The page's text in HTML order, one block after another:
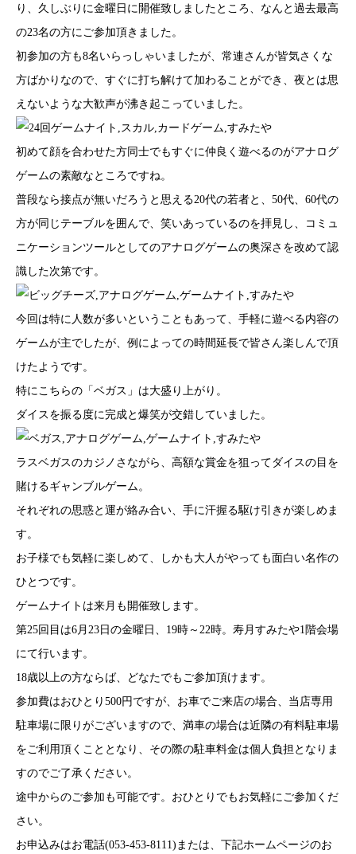
り、久しぶりに金曜日に開催致しましたところ、なんと過去最高
の23名の方にご参加頂きました。
初参加の方も8名いらっしゃいましたが、常連さんが皆気さくな
方ばかりなので、すぐに打ち解けて加わることができ、夜とは思
えないような大歓声が沸き起こっていました。
初めて顔を合わせた方同士でもすぐに仲良く遊べるのがアナログ
ゲームの素敵なところですね。
普段なら接点が無いだろうと思える20代の若者と、50代、60代の
方が同じテーブルを囲んで、笑いあっているのを拝見し、コミュ
ニケーションツールとしてのアナログゲームの奥深さを改めて認
識した次第です。
今回は特に人数が多いということもあって、手軽に遊べる内容の
ゲームが主でしたが、例によっての時間延長で皆さん楽しんで頂
けたようです。
特にこちらの「ベガス」は大盛り上がり。
ダイスを振る度に完成と爆笑が交錯していました。
ラスベガスのカジノさながら、高額な賞金を狙ってダイスの目を
賭けるギャンブルゲーム。
それぞれの思惑と運が絡み合い、手に汗握る駆け引きが楽しめま
す。
お子様でも気軽に楽しめて、しかも大人がやっても面白い名作の
ひとつです。
ゲームナイトは来月も開催致します。
第25回目は6月23日の金曜日、19時～22時。寿月すみたや1階会場
にて行います。
18歳以上の方ならば、どなたでもご参加頂けます。
参加費はおひとり500円ですが、お車でご来店の場合、当店専用
駐車場に限りがございますので、満車の場合は近隣の有料駐車場
をご利用頂くこととなり、その際の駐車料金は個人負担となりま
すのでご了承ください。
途中からのご参加も可能です。おひとりでもお気軽にご参加くだ
さい。
お申込みはお電話(053-453-8111)または、下記ホームページのお